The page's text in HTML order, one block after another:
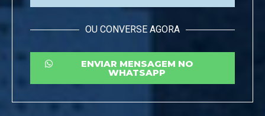
OU CONVERSE AGORA
ENVIAR MENSAGEM NO
WHATSAPP